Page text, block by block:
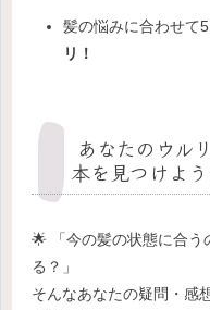
髪の悩みに合わせて
リ！
あなたのウル
本を見つけよう
🌟 「今の髪の状態に合う
る？」
そんなあなたの疑問・感